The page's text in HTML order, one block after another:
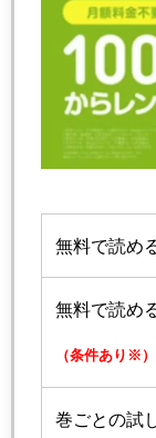
無料で読め
無料で読め
（条件あり※）
巻ごとの試